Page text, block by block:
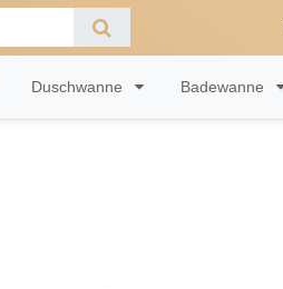
Duschwanne Badewanne